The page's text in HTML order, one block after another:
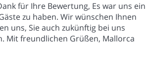
für Ihre Bewertung, Es war uns ein
zu haben. Wir wünschen Ihnen
uns, Sie auch zukünftig bei uns
Mit freundlichen Grüßen, Mallorca